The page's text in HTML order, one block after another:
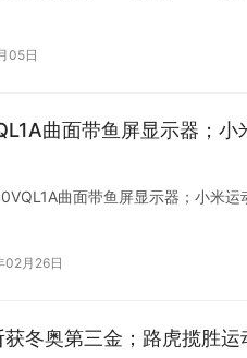
05日
曲面带鱼屏显示器；小
曲面带鱼屏显示器；小米
02月26日
冬奥第三金；路虎揽胜